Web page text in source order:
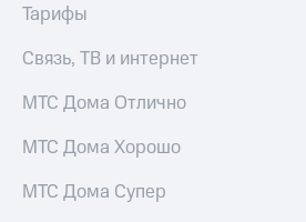
Тарифы
Связь, ТВ и интернет
МТС Дома Отлично
МТС Дома Хорошо
МТС Дома Супер